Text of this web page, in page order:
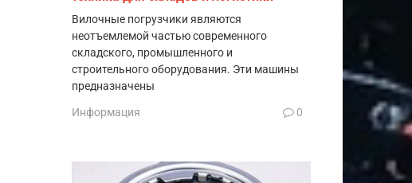
Вилочные погрузчики являются
неотъемлемой частью современного
складского, промышленного и
строительного оборудования. Эти машины
предназначены
Информация 0